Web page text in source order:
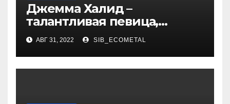
Джемма Халид –
талантливая певица,
музыкант и автор песен со
смыслом
АВГ 31, 2022 SIB_ECOMETAL